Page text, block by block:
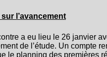
l’avancement
a eu lieu le 26 janvier
de l’étude. Un compte
le planning des premières